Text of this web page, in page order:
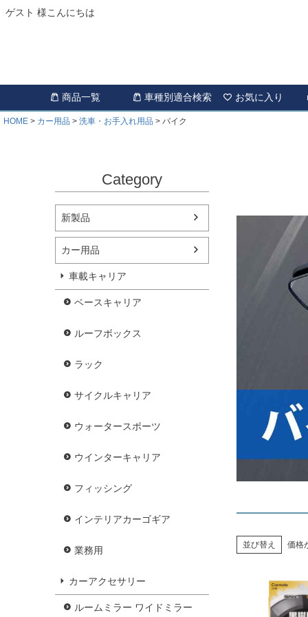
ゲスト 様こんにちは
商品一覧 車種別適合検索 お気に入り
HOME カー用品 洗車・お手入れ用品 バイク
Category
新製品
カー用品
車載キャリア
ベースキャリア
ルーフボックス
ラック
サイクルキャリア
ウォータースポーツ
ウインターキャリア
フィッシング
インテリアカーゴギア
業務用
カーアクセサリー
ルームミラー ワイドミラー
並び替え 価格